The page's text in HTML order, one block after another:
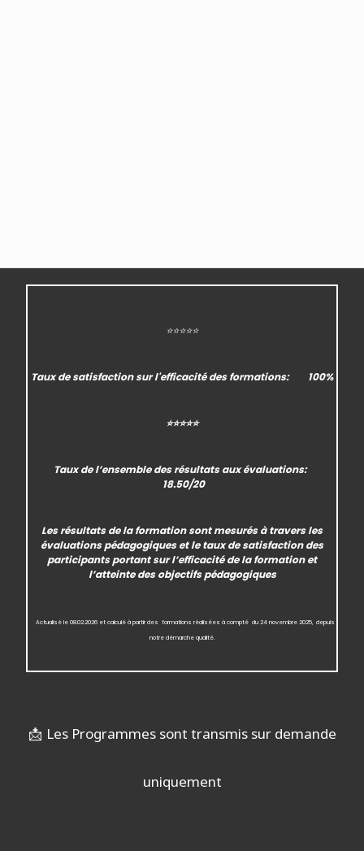
⭐⭐⭐⭐⭐
Taux de satisfactionsur l'efficacité des formations: 100%
⭐⭐⭐⭐⭐
Taux de l’ensemble desrésultats aux évaluations:
18.50/20
Les résultats de la formation sont mesurés à travers les
évaluations pédagogiques et le taux de satisfaction des
participants portant sur l’efficacité de la formation et
l’atteinte des objectifs pédagogiques
Actualisé le 08.02.2026 et calculé à partir des formations réalisées à compté du 24 novembre 2025, depuis
notre démarche qualité.
📩 Les Programmes sont transmis sur demande
uniquement